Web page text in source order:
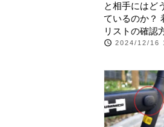
と相手にはど
ているのか？
リストの確認
2024/12/16